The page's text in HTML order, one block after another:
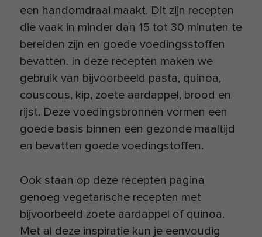
een handomdraai maakt. Dit zijn recepten
die vaak in minder dan 15 tot 30 minuten te
bereiden zijn en goede voedingsstoffen
bevatten. In deze recepten maken we
gebruik van bijvoorbeeld pasta, quinoa,
couscous, kip, zoete aardappel, brood en
rijst. Deze voedingsbronnen vormen een
goede basis binnen een gezonde maaltijd
en bevatten goede voedingstoffen.
Ook staan op deze recepten pagina
genoeg vegetarische recepten met
bijvoorbeeld zoete aardappel of quinoa.
Met al deze inspiratie kun je eenvoudig